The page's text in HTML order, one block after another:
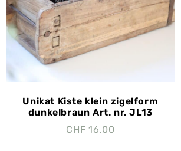
Unikat Kiste klein zigelform
dunkelbraun Art. nr. JL13
CHF 16.00